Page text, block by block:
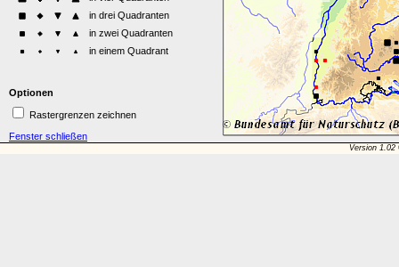
Optionen
Rastergrenzen zeichnen
Fenster schließen
Version